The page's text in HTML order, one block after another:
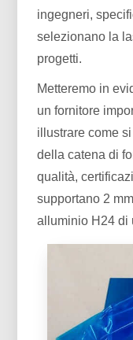
ingegneri,
selezionano la
progetti.
Metteremo in
un fornitore
illustrare come
della catena di
qualità,
supportano 2
alluminio H24 di